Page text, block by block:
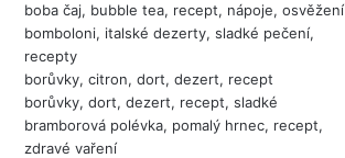
boba čaj, bubble tea, recept, nápoje, osvěžení
bomboloni, italské dezerty, sladké pečení,
recepty
borůvky, citron, dort, dezert, recept
borůvky, dort, dezert, recept, sladké
bramborová polévka, pomalý hrnec, recept,
zdravé vaření